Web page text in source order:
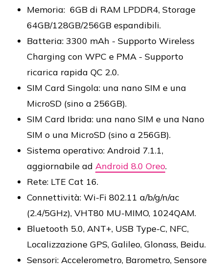
Memoria: 6GB di RAM LPDDR4, Storage
64GB/128GB/256GB espandibili.
Batteria: 3300 mAh - Supporto Wireless
Charging con WPC e PMA - Supporto
ricarica rapida QC 2.0.
SIM Card Singola: una nano SIM e una
MicroSD (sino a 256GB).
SIM Card Ibrida: una nano SIM e una Nano
SIM o una MicroSD (sino a 256GB).
Sistema operativo: Android 7.1.1,
aggiornabile ad Android 8.0 Oreo.
Rete: LTE Cat 16.
Connettività: Wi-Fi 802.11 a/b/g/n/ac
(2.4/5GHz), VHT80 MU-MIMO, 1024QAM.
Bluetooth 5.0, ANT+, USB Type-C, NFC,
Localizzazione GPS, Galileo, Glonass, Beidu.
Sensori: Accelerometro, Barometro, Sensore